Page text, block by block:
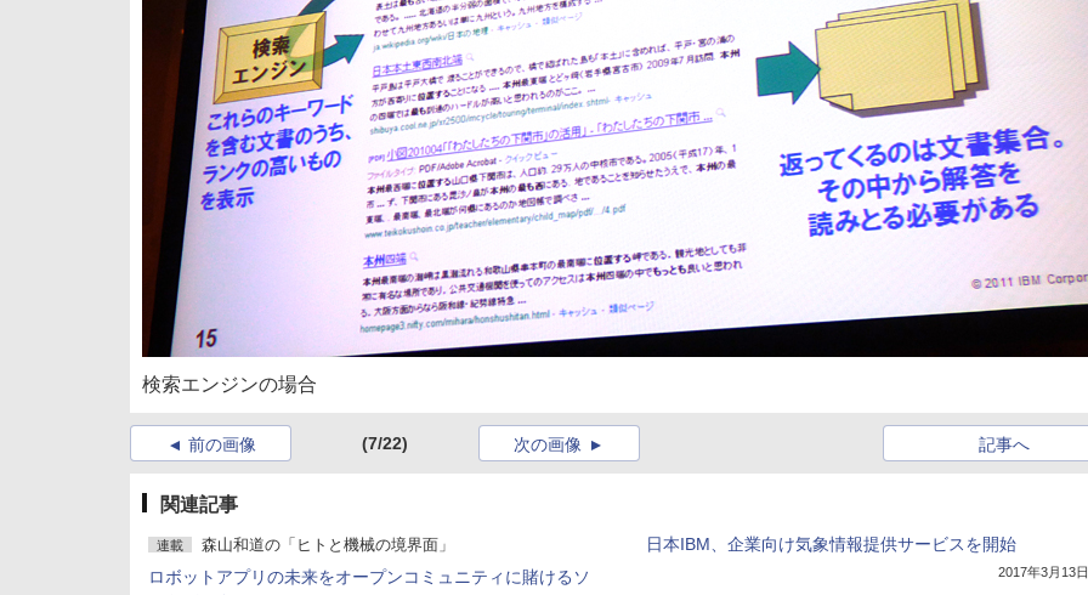
検索エンジンの場合
前の画像 (7/22) 記事へ
次の画像
関連記事
連載 森山和道の「ヒトと機械の境界面」
ロボットアプリの未来をオープンコミュニティに賭けるソ
日本IBM、企業向け気象情報提供サービスを開始
2017年3月13日